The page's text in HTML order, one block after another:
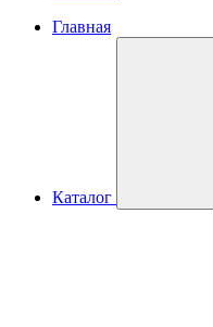
Главная
Каталог